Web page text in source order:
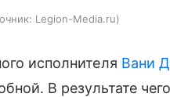
Legion-Media.ru
исполнителя Вани
В результате